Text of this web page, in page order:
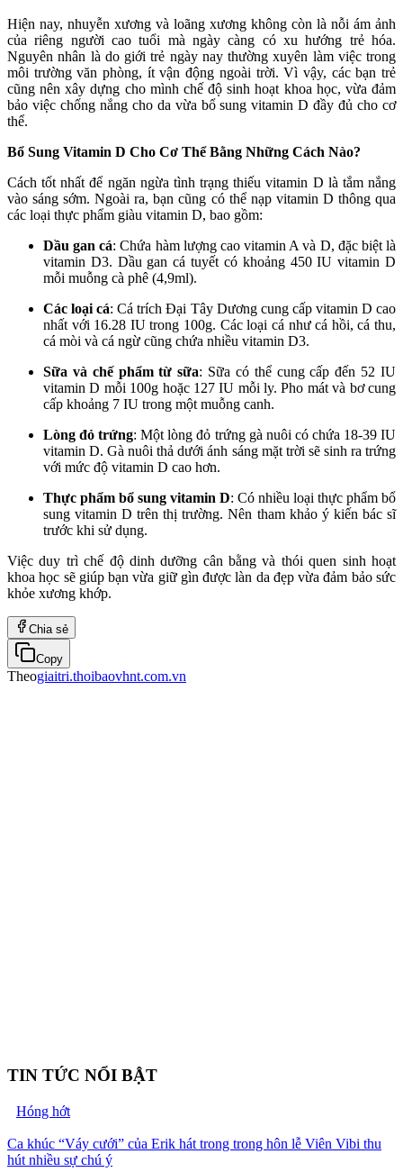
Hiện nay, nhuyễn xương và loãng xương không còn là nỗi ám ảnh
của riêng người cao tuổi mà ngày càng có xu hướng trẻ hóa.
Nguyên nhân là do giới trẻ ngày nay thường xuyên làm việc trong
môi trường văn phòng, ít vận động ngoài trời. Vì vậy, các bạn trẻ
cũng nên xây dựng cho mình chế độ sinh hoạt khoa học, vừa đảm
bảo việc chống nắng cho da vừa bổ sung vitamin D đầy đủ cho cơ
thể.
Bổ Sung Vitamin D Cho Cơ Thể Bằng Những Cách Nào?
Cách tốt nhất để ngăn ngừa tình trạng thiếu vitamin D là tắm nắng
vào sáng sớm. Ngoài ra, bạn cũng có thể nạp vitamin D thông qua
các loại thực phẩm giàu vitamin D, bao gồm:
Dầu gan cá: Chứa hàm lượng cao vitamin A và D, đặc biệt là
vitamin D3. Dầu gan cá tuyết có khoảng 450 IU vitamin D
mỗi muỗng cà phê (4,9ml).
Các loại cá: Cá trích Đại Tây Dương cung cấp vitamin D cao
nhất với 16.28 IU trong 100g. Các loại cá như cá hồi, cá thu,
cá mòi và cá ngừ cũng chứa nhiều vitamin D3.
Sữa và chế phẩm từ sữa: Sữa có thể cung cấp đến 52 IU
vitamin D mỗi 100g hoặc 127 IU mỗi ly. Pho mát và bơ cung
cấp khoảng 7 IU trong một muỗng canh.
Lòng đỏ trứng: Một lòng đỏ trứng gà nuôi có chứa 18-39 IU
vitamin D. Gà nuôi thả dưới ánh sáng mặt trời sẽ sinh ra trứng
với mức độ vitamin D cao hơn.
Thực phẩm bổ sung vitamin D: Có nhiều loại thực phẩm bổ
sung vitamin D trên thị trường. Nên tham khảo ý kiến bác sĩ
trước khi sử dụng.
Việc duy trì chế độ dinh dưỡng cân bằng và thói quen sinh hoạt
khoa học sẽ giúp bạn vừa giữ gìn được làn da đẹp vừa đảm bảo sức
khỏe xương khớp.
Chia sẻ
Copy
Theogiaitri.thoibaovhnt.com.vn
TIN TỨC NỔI BẬT
Hóng hớt
Ca khúc “Váy cưới” của Erik hát trong trong hôn lễ Viên Vibi thu
hút nhiều sự chú ý